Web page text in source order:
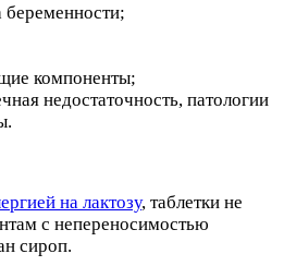
компоненты;
недостаточность, патологии
на лактозу, таблетки не
с непереносимостью
сироп.